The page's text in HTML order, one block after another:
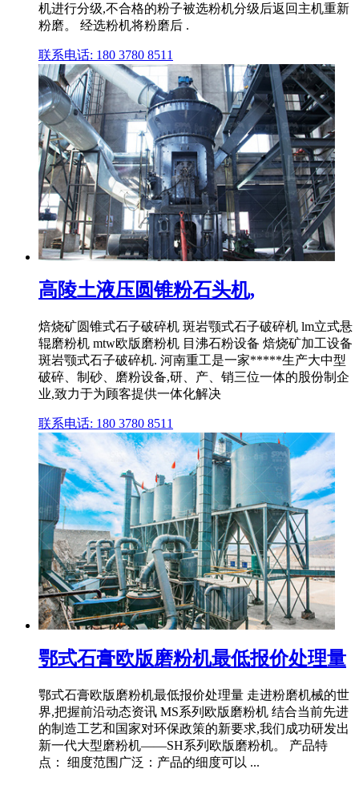
机进行分级,不合格的粉子被选粉机分级后返回主机重新
粉磨。 经选粉机将粉磨后 .
联系电话: 180 3780 8511
高陵土液压圆锥粉石头机,
焙烧矿圆锥式石子破碎机 斑岩颚式石子破碎机 lm立式悬
辊磨粉机 mtw欧版磨粉机 目沸石粉设备 焙烧矿加工设备
斑岩颚式石子破碎机. 河南重工是一家*****生产大中型
破碎、制砂、磨粉设备,研、产、销三位一体的股份制企
业,致力于为顾客提供一体化解决
联系电话: 180 3780 8511
鄂式石膏欧版磨粉机最低报价处理量
鄂式石膏欧版磨粉机最低报价处理量 走进粉磨机械的世
界,把握前沿动态资讯 MS系列欧版磨粉机 结合当前先进
的制造工艺和国家对环保政策的新要求,我们成功研发出
新一代大型磨粉机——SH系列欧版磨粉机。 产品特
点： 细度范围广泛：产品的细度可以 ...